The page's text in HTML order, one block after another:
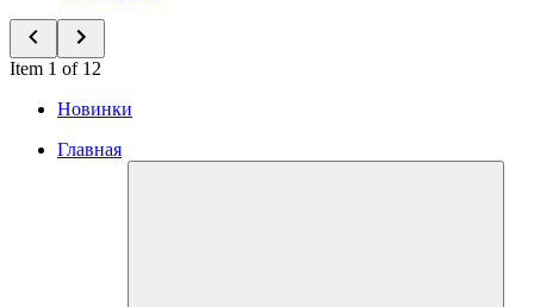
Item 1 of 12
Новинки
Главная